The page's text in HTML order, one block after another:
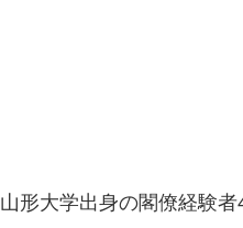
山形大学出身の閣僚経験